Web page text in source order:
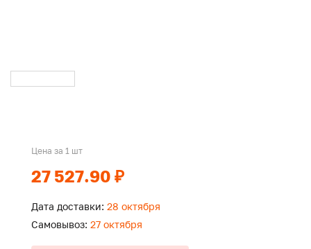
Цена за 1 шт
27 527.90 ₽
Дата доставки: 28 октября
Самовывоз: 27 октября